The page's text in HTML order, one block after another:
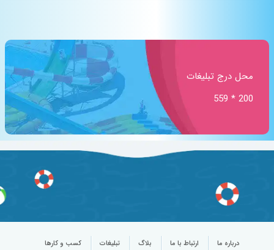
محل درج تبلیغات
200 * 559
درباره ما ارتباط با ما بلاگ تبلیغات کسب و کارها